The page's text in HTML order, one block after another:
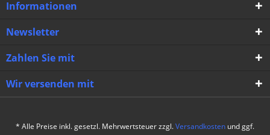
Informationen
Newsletter
Zahlen Sie mit
Wir versenden mit
* Alle Preise inkl. gesetzl. Mehrwertsteuer zzgl.Versandkosten und ggf.